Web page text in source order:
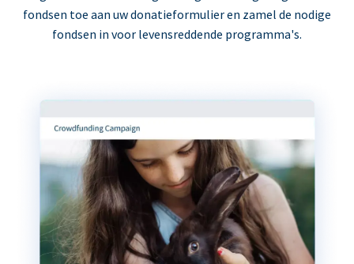
fondsen toe aan uw donatieformulier en zamel de nodige
fondsen in voor levensreddende programma's.